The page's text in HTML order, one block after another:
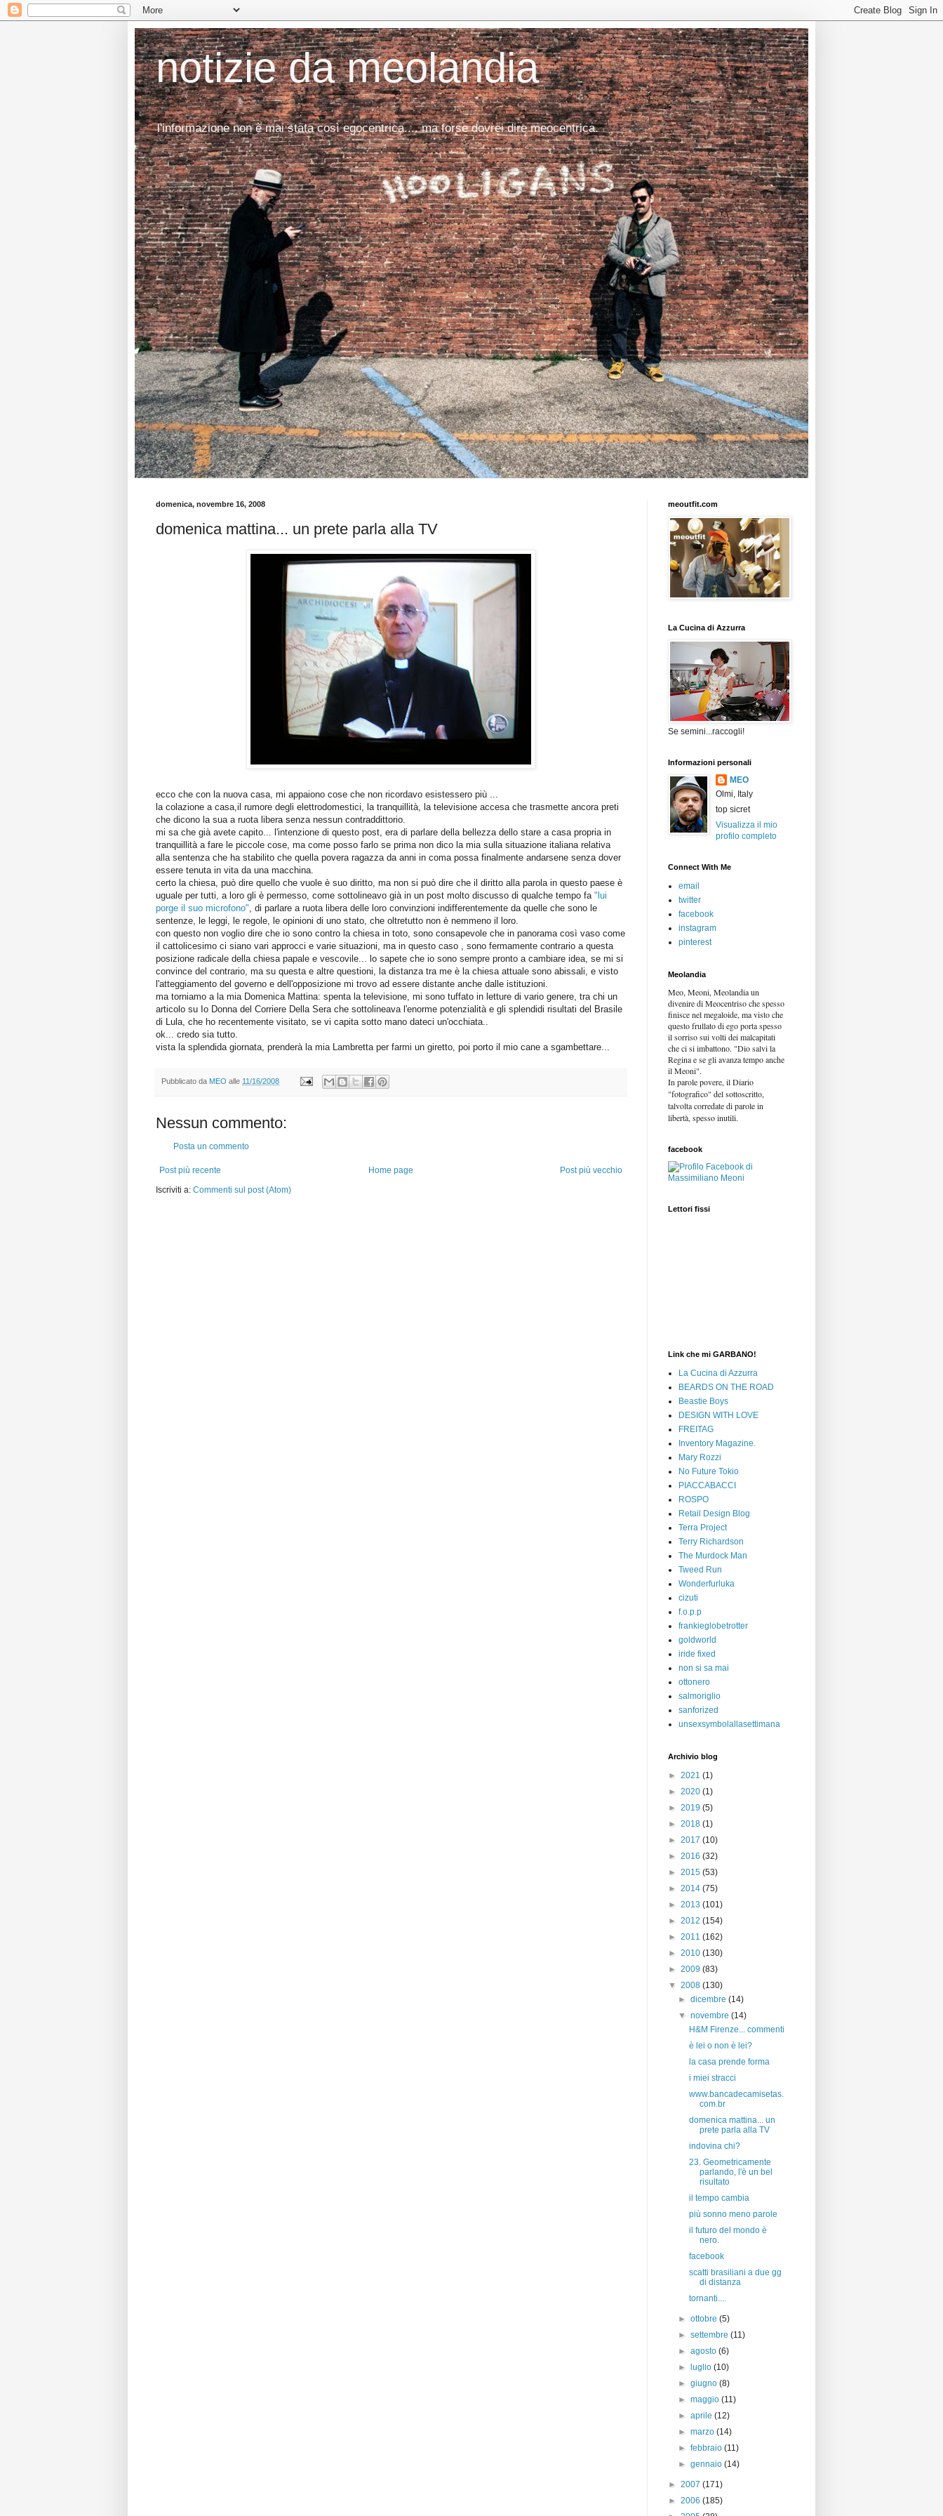
notizie da meolandia
l'informazione non è mai stata così egocentrica.... ma forse dovrei dire meocentrica.
domenica, novembre 16, 2008
domenica mattina... un prete parla alla TV
ecco che con la nuova casa, mi appaiono cose che non ricordavo esistessero più ...
la colazione a casa,il rumore degli elettrodomestici, la tranquillità, la televisione accesa che trasmette ancora preti
che dicono la sua a ruota libera senza nessun contraddittorio.
mi sa che già avete capito... l'intenzione di questo post, era di parlare della bellezza dello stare a casa propria in
tranquillità a fare le piccole cose, ma come posso farlo se prima non dico la mia sulla situazione italiana relativa
alla sentenza che ha stabilito che quella povera ragazza da anni in coma possa finalmente andarsene senza dover
essere tenuta in vita da una macchina.
certo la chiesa, può dire quello che vuole è suo diritto, ma non si può dire che il diritto alla parola in questo paese è
uguale per tutti, a loro gli è permesso, come sottolineavo già in un post molto discusso di qualche tempo fa "lui
porge il suo microfono" , di parlare a ruota libera delle loro convinzioni indifferentemente da quelle che sono le
sentenze, le leggi, le regole, le opinioni di uno stato, che oltretutto non è nemmeno il loro.
con questo non voglio dire che io sono contro la chiesa in toto, sono consapevole che in panorama così vaso come
il cattolicesimo ci siano vari approcci e varie situazioni, ma in questo caso , sono fermamente contrario a questa
posizione radicale della chiesa papale e vescovile... lo sapete che io sono sempre pronto a cambiare idea, se mi si
convince del contrario, ma su questa e altre questioni, la distanza tra me è la chiesa attuale sono abissali, e visto
l'atteggiamento del governo e dell'opposizione mi trovo ad essere distante anche dalle istituzioni.
ma torniamo a la mia Domenica Mattina: spenta la televisione, mi sono tuffato in letture di vario genere, tra chi un
articolo su Io Donna del Corriere Della Sera che sottolineava l'enorme potenzialità e gli splendidi risultati del Brasile
di Lula, che ho recentemente visitato, se vi capita sotto mano dateci un'occhiata..
ok... credo sia tutto.
vista la splendida giornata, prenderà la mia Lambretta per farmi un giretto, poi porto il mio cane a sgambettare...
Pubblicato da MEO alle 11/16/2008
Nessun commento:
Posta un commento
Post più recente Post più vecchio
Home page
Iscriviti a: Commenti sul post (Atom)
meoutfit.com
La Cucina di Azzurra
Se semini...raccogli!
Informazioni personali
MEO
Olmi, Italy
top sicret
Visualizza il mio
profilo completo
Connect With Me
email
twitter
facebook
instagram
pinterest
Meolandia
Meo, Meoni, Meolandia un
divenire di Meocentriso che spesso
finisce nel megaloide, ma visto che
questo frullato di ego porta spesso
il sorriso sui volti dei malcapitati
che ci si imbattono. "Dio salvi la
Regina e se gli avanza tempo anche
il Meoni".
In parole povere, il Diario
"fotografico" del sottoscritto,
talvolta corredate di parole in
libertà, spesso inutili.
facebook
Lettori fissi
Link che mi GARBANO!
La Cucina di Azzurra
BEARDS ON THE ROAD
Beastie Boys
DESIGN WITH LOVE
FREITAG
Inventory Magazine.
Mary Rozzi
No Future Tokio
PIACCABACCI
ROSPO
Retail Design Blog
Terra Project
Terry Richardson
The Murdock Man
Tweed Run
Wonderfurluka
cizuti
f.o.p.p
frankieglobetrotter
goldworld
iride fixed
non si sa mai
ottonero
salmoriglio
sanforized
unsexsymbolallasettimana
Archivio blog
► 2021 (1)
► 2020 (1)
► 2019 (5)
► 2018 (1)
► 2017 (10)
► 2016 (32)
► 2015 (53)
► 2014 (75)
► 2013 (101)
► 2012 (154)
► 2011 (162)
► 2010 (130)
► 2009 (83)
▼ 2008 (130)
►dicembre(14)
▼novembre(14)
H&M Firenze... commenti
è lei o non è lei?
la casa prende forma
i miei stracci
www.bancadecamisetas.
com.br
domenica mattina... un
prete parla alla TV
indovina chi?
23. Geometricamente
parlando, l'è un bel
risultato
il tempo cambia
più sonno meno parole
il futuro del mondo è
nero.
facebook
scatti brasiliani a due gg
di distanza
tornanti....
►ottobre(5)
►settembre(11)
►agosto(6)
►
luglio(10)
►giugno(8)
►maggio(11)
►aprile(12)
►marzo(14)
►febbraio(11)
►gennaio(14)
► 2007 (171)
► 2006 (185)